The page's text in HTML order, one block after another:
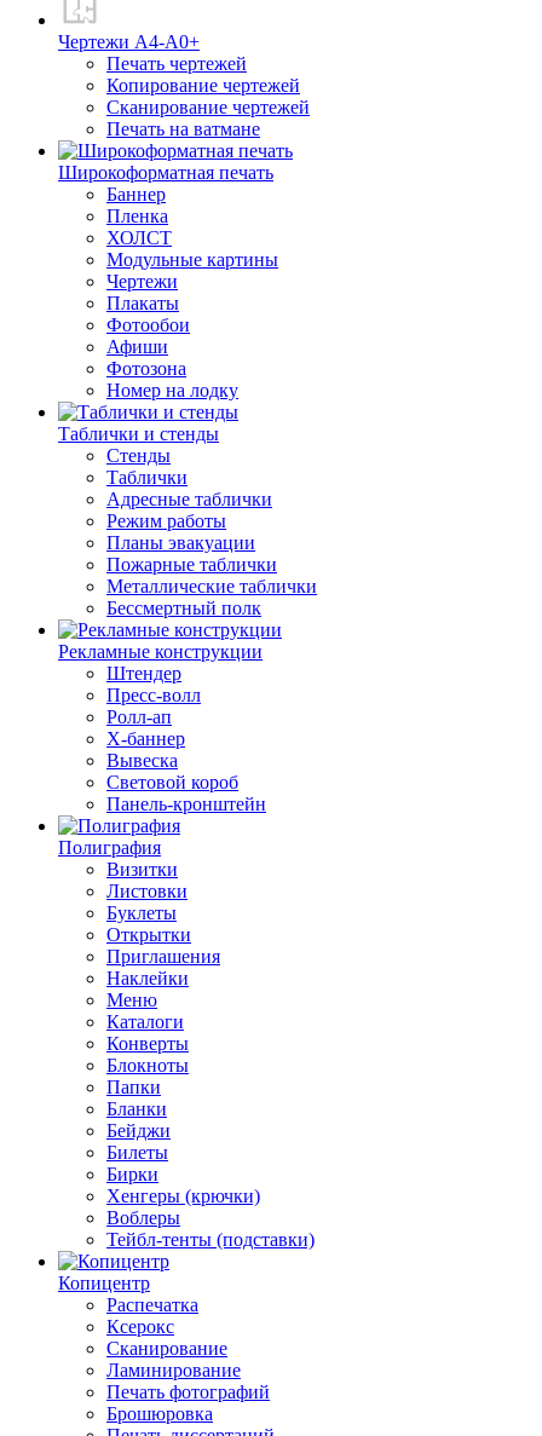
Чертежи А4-А0+
Печать чертежей
Копирование чертежей
Сканирование чертежей
Печать на ватмане
Широкоформатная печать
Баннер
Пленка
ХОЛСТ
Модульные картины
Чертежи
Плакаты
Фотообои
Афиши
Фотозона
Номер на лодку
Таблички и стенды
Стенды
Таблички
Адресные таблички
Режим работы
Планы эвакуации
Пожарные таблички
Металлические таблички
Бессмертный полк
Рекламные конструкции
Штендер
Пресс-волл
Ролл-ап
Х-баннер
Вывеска
Световой короб
Панель-кронштейн
Полиграфия
Визитки
Листовки
Буклеты
Открытки
Приглашения
Наклейки
Меню
Каталоги
Конверты
Блокноты
Папки
Бланки
Бейджи
Билеты
Бирки
Хенгеры (крючки)
Воблеры
Тейбл-тенты (подставки)
Копицентр
Распечатка
Ксерокс
Сканирование
Ламинирование
Печать фотографий
Брошюровка